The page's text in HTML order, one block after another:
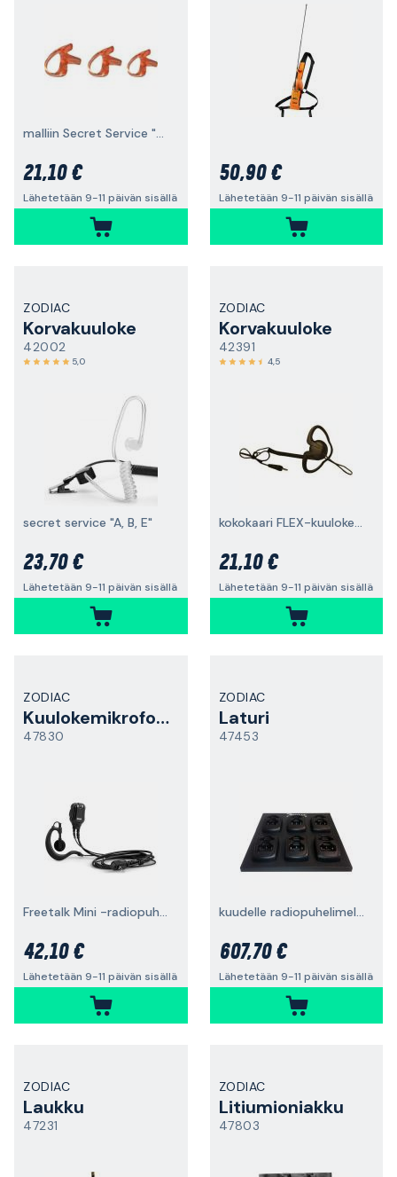
malliin Secret Service "Open Ear" 3 kpl
21,10 €
Lähetetään 9-11 päivän sisällä
50,90 €
Lähetetään 9-11 päivän sisällä
ZODIAC
Korvakuuloke
42002
5,0
secret service "A, B, E"
23,70 €
Lähetetään 9-11 päivän sisällä
ZODIAC
Korvakuuloke
42391
4,5
kokokaari FLEX-kuulokemikrofoniin
21,10 €
Lähetetään 9-11 päivän sisällä
ZODIAC
Kuulokemikrofoni
47830
Freetalk Mini -radiopuhelimeen
42,10 €
Lähetetään 9-11 päivän sisällä
ZODIAC
Laturi
47453
kuudelle radiopuhelimelle
607,70 €
Lähetetään 9-11 päivän sisällä
ZODIAC
Laukku
47231
ZODIAC
Litiumioniakku
47803